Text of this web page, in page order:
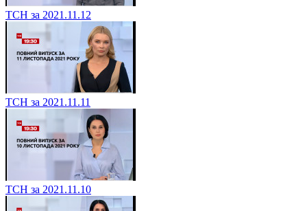
ТСН за 2021.11.12
ТСН за 2021.11.11
ТСН за 2021.11.10